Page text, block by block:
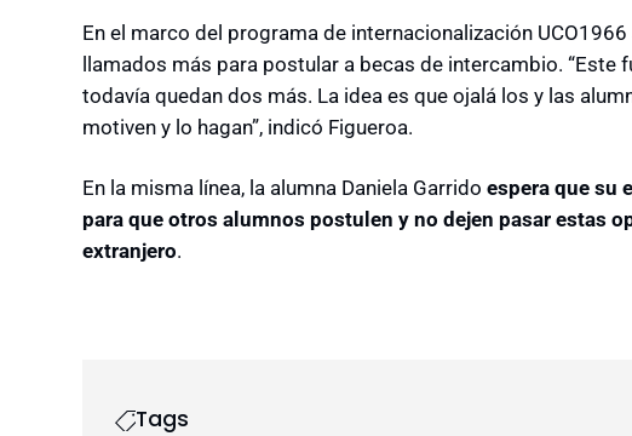
En el marco del programa de internacionalización
llamados más para postular a becas de intercambio. “Este
todavía quedan dos más. La idea es que ojalá los y las
motiven y lo hagan”, indicó Figueroa.
En la misma línea, la alumna Daniela Garrido espera que su
para que otros alumnos postulen y no dejen pasar estas
extranjero.
Tags